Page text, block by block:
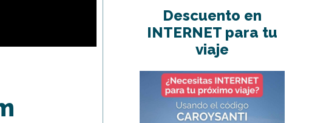
Descuento en
INTERNET para tu
viaje